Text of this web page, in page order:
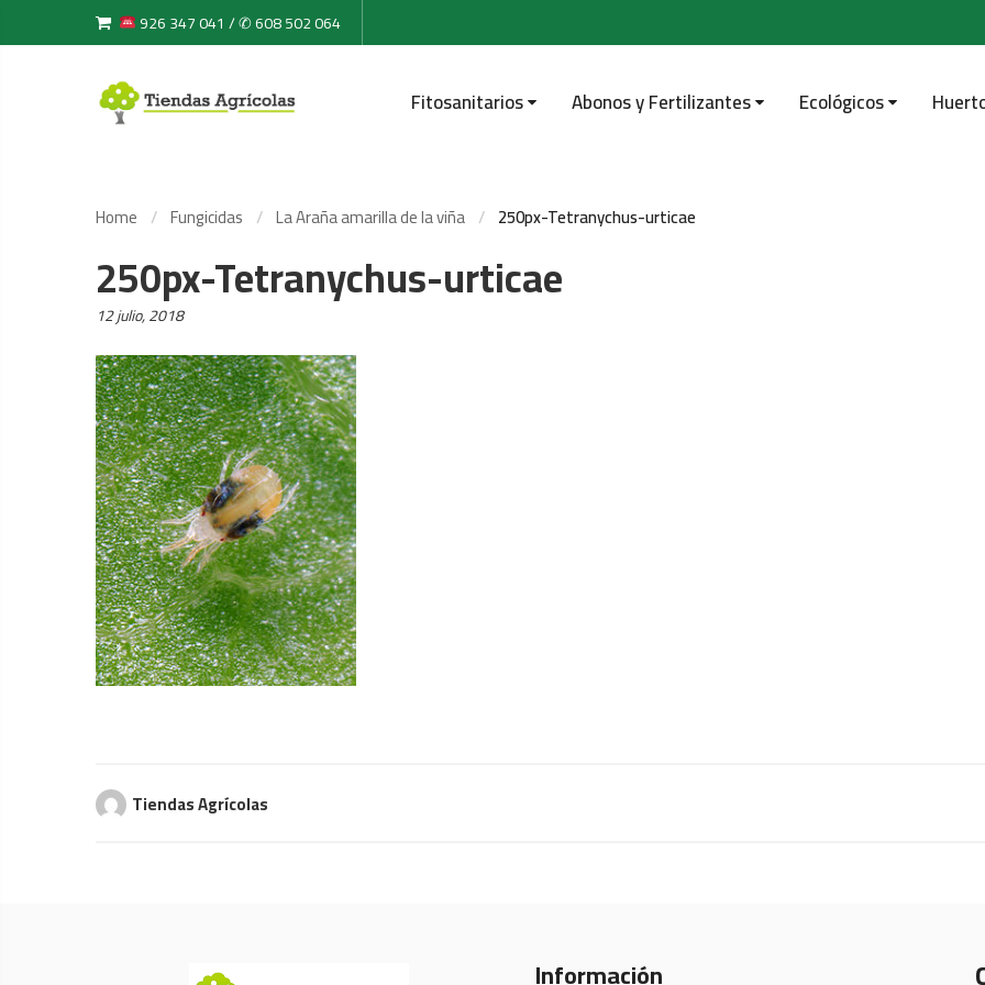
926 347 041 / ✆ 608 502 064
Fitosanitarios Abonos y Fertilizantes Ecológicos
Home Fungicidas La Araña amarilla de la viña 250px-Tetranychus-urticae
250px-Tetranychus-urticae
Posted
12 julio, 2018
Tiendas Agrícolas
Información